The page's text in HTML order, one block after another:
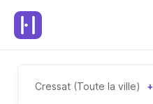
Cressat (Toute la ville) +